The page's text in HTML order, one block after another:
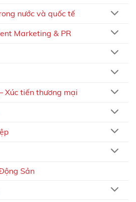
nước và quốc tế
Marketing & PR
Xúc tiến thương mại
Sản